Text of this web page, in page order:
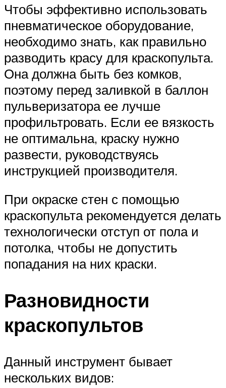
Чтобы эффективно использовать
пневматическое оборудование,
необходимо знать, как правильно
разводить красу для краскопульта.
Она должна быть без комков,
поэтому перед заливкой в баллон
пульверизатора ее лучше
профильтровать. Если ее вязкость
не оптимальна, краску нужно
развести, руководствуясь
инструкцией производителя.
При окраске стен с помощью
краскопульта рекомендуется делать
технологически отступ от пола и
потолка, чтобы не допустить
попадания на них краски.
Разновидности
краскопультов
Данный инструмент бывает
нескольких видов: